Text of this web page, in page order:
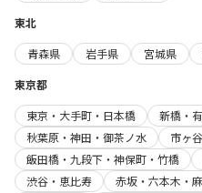
東北
青森県
岩手県 宮城県
東京都
東京・大手町・日本橋
新橋・
秋葉原・神田・御茶ノ水
市ヶ
飯田橋・九段下・神保町・竹橋
渋谷・恵比寿
赤坂・六本木・